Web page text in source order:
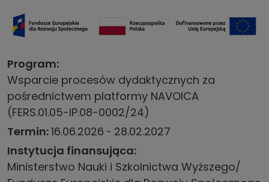
Program
Wsparcie procesów dydaktycznych za
pośrednictwem platformy NAVOICA
(FERS.01.05-IP.08-0002/24)
Termin 16.06.2026
28.02.2027
Instytucja finansująca
Ministerstwo Nauki i Szkolnictwa Wyższego/